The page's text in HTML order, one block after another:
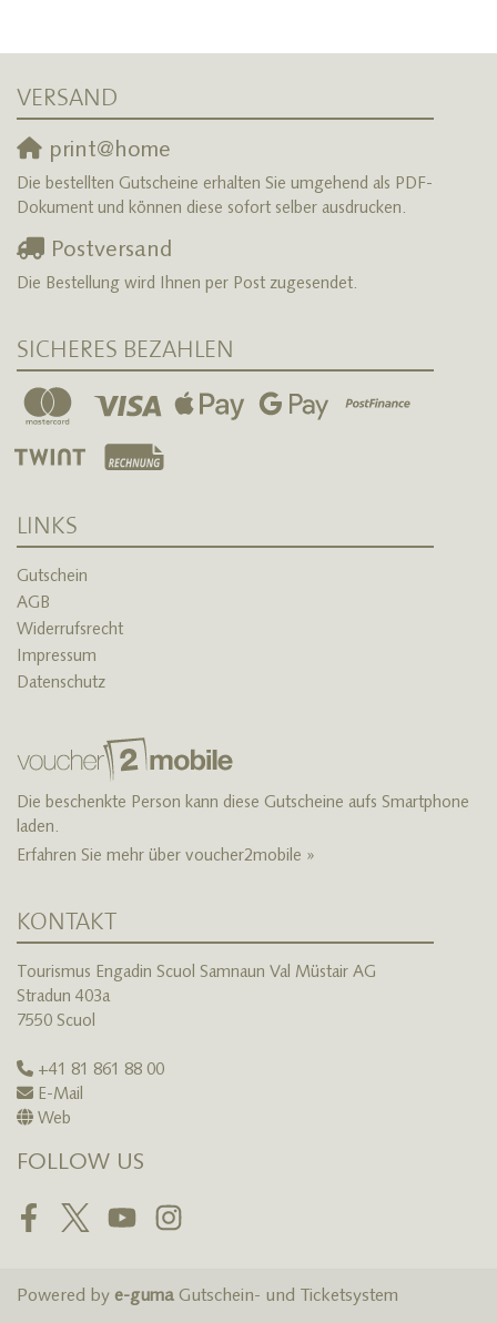
VERSAND
print@home
Die bestellten Gutscheine erhalten Sie umgehend als PDF-
Dokument und können diese sofort selber ausdrucken.
Postversand
Die Bestellung wird Ihnen per Post zugesendet.
SICHERES BEZAHLEN
LINKS
Gutschein
AGB
Widerrufsrecht
Impressum
Datenschutz
Die beschenkte Person kann diese Gutscheine aufs Smartphone
laden.
Erfahren Sie mehr über voucher2mobile »
KONTAKT
Tourismus Engadin Scuol Samnaun Val Müstair AG
Stradun 403a
7550 Scuol
+41 81 861 88 00
E-Mail
Web
FOLLOW US
FacebookTwitterYoutubeInstagram
Powered by e-guma Gutschein- und Ticketsystem